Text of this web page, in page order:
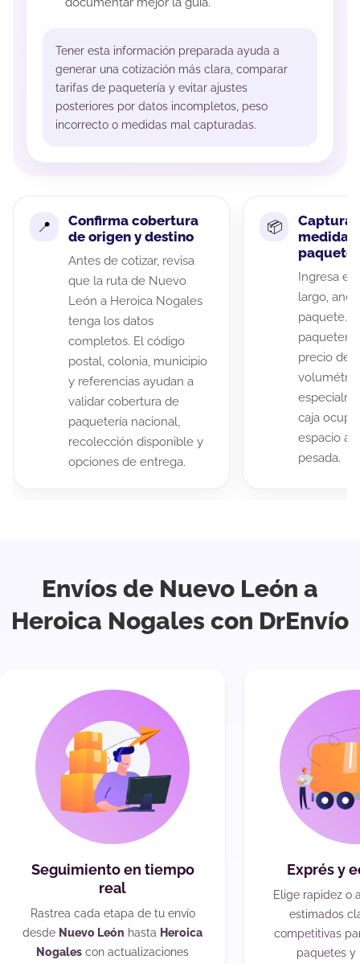
Tener esta información preparada ayuda a
generar una cotización más clara, comparar
tarifas de paquetería y evitar ajustes
posteriores por datos incompletos, peso
incorrecto o medidas mal capturadas.
Confirma cobertura
de origen y destino
Antes de cotizar, revisa
que la ruta de Nuevo
León a Heroica Nogales
tenga los datos
completos. El código
postal, colonia, municipio
y referencias ayudan a
validar cobertura de
paquetería nacional,
recolección disponible y
opciones de entrega.
Captura
medidas
paquete
Ingresa el
largo,
paquete.
precio de
caja
espacio
pesada.
Envíos de Nuevo León a
Heroica Nogales con DrEnvío
Seguimiento en tiempo
real
Rastrea cada etapa de tu envío
desde Nuevo León hasta Heroica
Nogales con actualizaciones
Exprés y
Elige rapidez o
estimados
competitivas
paquetes y